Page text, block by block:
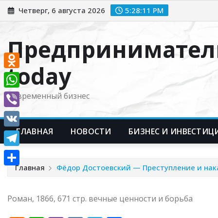
Перейти
к
Четверг, 6 августа 2026 5:28:12 PM
today
Современный бизнес
ГЛАВНАЯ НОВОСТИ БИЗНЕС И
Главная Фёдор Достоевский — Преступление и
Роман, 1866, 671 стр. вечные ценности и борьба
Odnoklassniki
WhatsApp
Viber
VK
Telegram
Отправить